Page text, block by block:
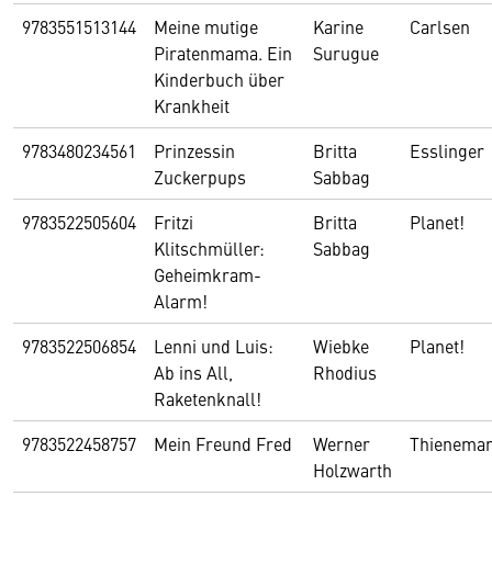
9783551513144
Meine mutige
Piratenmama. Ein
Kinderbuch über
Krankheit
Karine
Surugue
Carlsen
9783480234561
Prinzessin
Zuckerpups
Britta
Sabbag
Esslinger
9783522505604
Fritzi
Klitschmüller:
Geheimkram-
Alarm!
Britta
Sabbag
Planet!
9783522506854
Lenni und Luis:
Ab ins All,
Raketenknall!
Wiebke
Rhodius
Planet!
9783522458757 Mein Freund Fred
Werner
Holzwarth